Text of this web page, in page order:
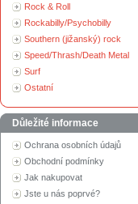
Rock & Roll
Rockabilly/Psychobilly
Southern (jižanský) rock
Speed/Thrash/Death Metal
Surf
Ostatní
Důležité informace
Ochrana osobních údajů
Obchodní podmínky
Jak nakupovat
Jste u nás poprvé?